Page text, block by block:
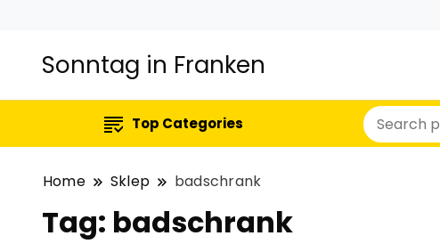
Sonntag in Franken
Top Categories
Home Sklep badschrank
Tag: badschrank